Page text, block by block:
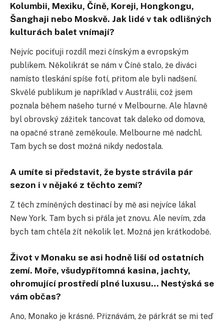
Kolumbii, Mexiku, Číně, Koreji, Hongkongu,
Šanghaji nebo Moskvě. Jak lidé v tak odlišných
kulturách balet vnímají?
Nejvíc pociťuji rozdíl mezi čínským a evropským
publikem. Několikrát se nám v Číně stalo, že diváci
namísto tleskání spíše fotí, přitom ale byli nadšení.
Skvělé publikum je například v Austrálii, což jsem
poznala během našeho turné v Melbourne. Ale hlavně
byl obrovský zážitek tancovat tak daleko od domova,
na opačné straně zeměkoule. Melbourne mě nadchl.
Tam bych se dost možná nikdy nedostala.
A umíte si představit, že byste strávila pár
sezon i v nějaké z těchto zemí?
Z těch zmíněných destinací by mě asi nejvíce lákal
New York. Tam bych si přála jet znovu. Ale nevím, zda
bych tam chtěla žít několik let. Možná jen krátkodobě.
Život v Monaku se asi hodně liší od ostatních
zemí. Moře, všudypřítomná kasina, jachty,
ohromující prostředí plné luxusu… Nestýská se
vám občas?
Ano, Monako je krásné. Přiznávám, že párkrát se mi teď